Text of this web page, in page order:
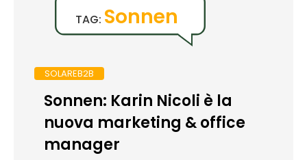
TAG: Sonnen
SOLAREB2B
Sonnen: Karin Nicoli è la
nuova marketing & office
manager